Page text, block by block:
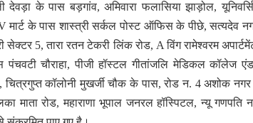
देवड़ा के पास बड़गांव, अमिवारा फलासिया झाड़ोल,
V मार्ट के पास शास्त्री सर्कल पोस्ट ऑफिस के पीछे, सत्यदेव
सेक्टर 5, तारा रतन टेकरी लिंक रोड, A विंग रामेश्वरम
पंचवटी चौराहा, पीजी हॉस्टल गीतांजलि मेडिकल कॉलेज
चित्रगुप्त कॉलोनी मुखर्जी चौक के पास, रोड न. 4 अशोक
माता रोड, महाराणा भूपाल जनरल हॉस्पिटल, न्यू गणपति